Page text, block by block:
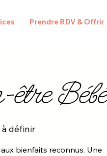
Prendre RDV & Offrir
Bébé
à définir
bienfaits reconnus. Une